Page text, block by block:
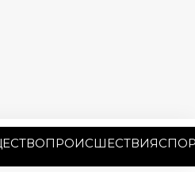
ПРОИСШЕСТВИЯ